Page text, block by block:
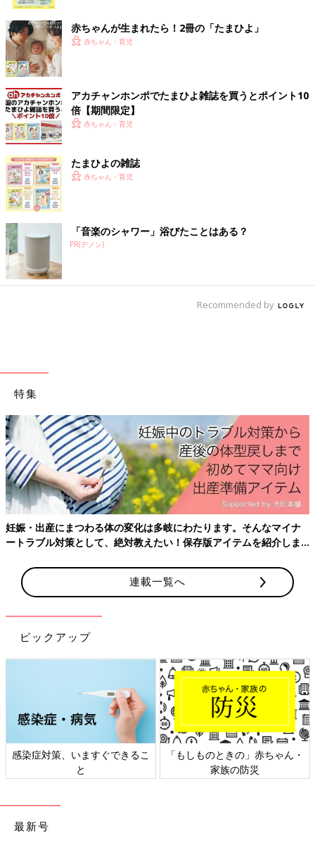
こちらはchacharouzooさんが購入した、しまむらのシャツとシ
ョートパンツ。「お出かけコーデに悩む」という人は、オシャ見
え確実なセットアップがおすすめ！特にこちらのような派手柄の
セットアップは、まわりと差がつくトレンドスタイルなので、お
出かけコーデにもぴったりです♪
MARKEY'S（マーキーズ）のキャミワンピースで涼
しげなトレンドコーデ
出典：Instagramアカウント「h.m.h.h_____」
h.m.h.h_____さんがMARKEY'S（マーキーズ）でゲットしたの
は、こちらのキャミワンピース。ブルーやホワイトの配色が涼し
げで、夏のお出かけにぴったりのアイテムです。フリルよりもや
わらかい印象のメロウが取り入れられており、オシャ見え確実！
インナーにはTシャツやタンクトップはもちろん、ブラウスやビ
ッグカラーのアイテムを取り入れても◎
バースデイのシアサッカーシャツで涼しく快適なセ
ットアップ風コーデ
赤ちゃんが生まれたら！2冊の「たまひよ」
赤ちゃん・育児
アカチャンホンポでたまひよ雑誌を買うとポイント10
倍【期間限定】
赤ちゃん・育児
たまひよの雑誌
赤ちゃん・育児
「音楽のシャワー」浴びたことはある？
PR(デノン)
Recommended by
特集
妊娠・出産にまつわる体の変化は多岐にわたります。そんなマイナ
ートラブル対策として、絶対教えたい！保存版アイテムを紹介しま
連載一覧へ
ピックアップ
感染症対策、いますぐできるこ
と
「もしものときの」赤ちゃん・
家族の防災
最新号